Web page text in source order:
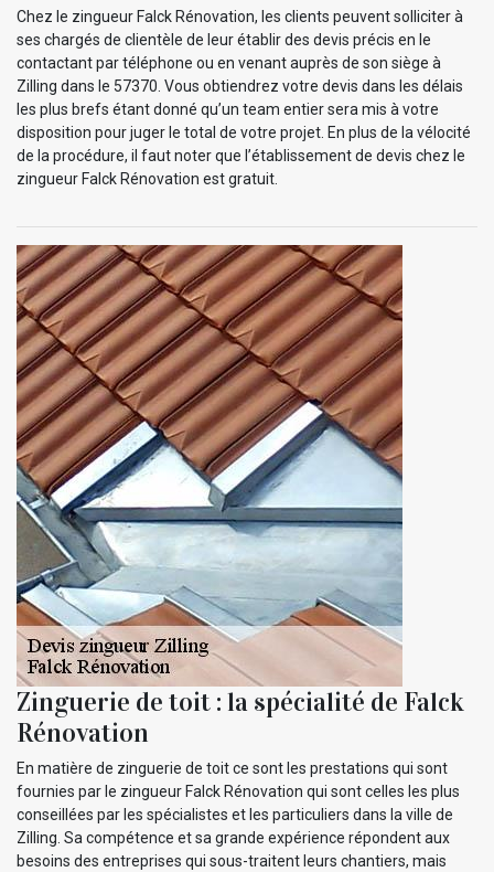
Chez le zingueur Falck Rénovation, les clients peuvent solliciter à
ses chargés de clientèle de leur établir des devis précis en le
contactant par téléphone ou en venant auprès de son siège à
Zilling dans le 57370. Vous obtiendrez votre devis dans les délais
les plus brefs étant donné qu’un team entier sera mis à votre
disposition pour juger le total de votre projet. En plus de la vélocité
de la procédure, il faut noter que l’établissement de devis chez le
zingueur Falck Rénovation est gratuit.
Zinguerie de toit : la spécialité de Falck
Rénovation
En matière de zinguerie de toit ce sont les prestations qui sont
fournies par le zingueur Falck Rénovation qui sont celles les plus
conseillées par les spécialistes et les particuliers dans la ville de
Zilling. Sa compétence et sa grande expérience répondent aux
besoins des entreprises qui sous-traitent leurs chantiers, mais